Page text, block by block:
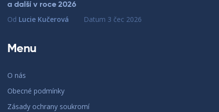
a další v roce 2026
Od Lucie Kučerová Datum 3 čec 2026
Menu
O nás
Obecné podmínky
Zásady ochrany soukromí